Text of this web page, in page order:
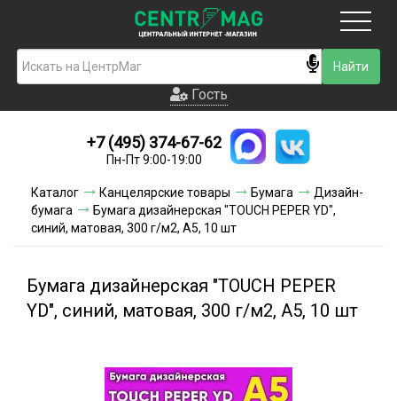
Гость
Новинки
Условия доставки
Условия оплаты
Акции и скидки
Гость
+7 (495) 374-67-62
Пн-Пт 9:00-19:00
Каталог Канцелярские товары Бумага
Дизайн-
бумага
Бумага дизайнерская "TOUCH PEPER YD",
синий, матовая, 300 г/м2, А5, 10 шт
Бумага дизайнерская "TOUCH PEPER
YD", синий, матовая, 300 г/м2, А5, 10 шт